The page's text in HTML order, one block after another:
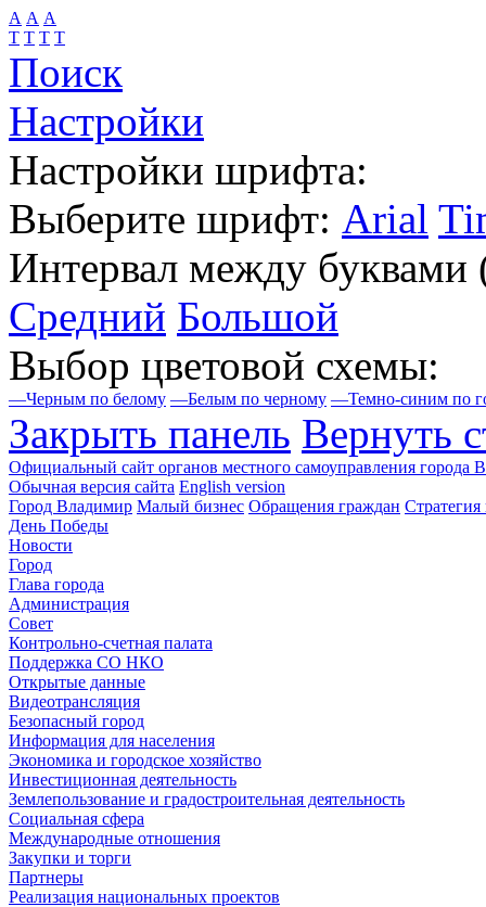
А А А
Т Т Т Т
Поиск
Настройки
Настройки шрифта:
Выберите шрифт: Arial
Интервал между буквами
Средний Большой
Выбор цветовой схемы:
—Черным по белому —Белым по черному —Темно-синим по
Закрыть панель Вернуть
Официальный сайт органов местного самоуправления города
Обычная версия сайта English version
Город Владимир Малый бизнес Обращения граждан Стратегия
День Победы
Новости
Город
Глава города
Администрация
Совет
Контрольно-счетная палата
Поддержка СО НКО
Открытые данные
Видеотрансляция
Безопасный город
Информация для населения
Экономика и городское хозяйство
Инвестиционная деятельность
Землепользование и градостроительная деятельность
Социальная сфера
Международные отношения
Закупки и торги
Партнеры
Реализация национальных проектов